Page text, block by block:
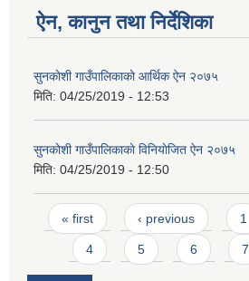
ऐन, कानुन तथा निर्देशिका
सुनकाेशी गाउँपालिकाकाे आर्थिक ऐन २०७५
मिति: 04/25/2019 - 12:53
सुनकाेशी गाउँपालिकाकाे विनियाेजित ऐन २०७५
मिति: 04/25/2019 - 12:50
Pages
« first ‹ previous 1
4 5 6 7